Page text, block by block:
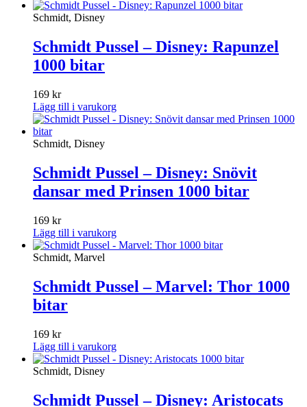
Schmidt, Disney
Schmidt Pussel – Disney: Rapunzel
1000 bitar
169 kr
Lägg till i varukorg
Schmidt, Disney
Schmidt Pussel – Disney: Snövit
dansar med Prinsen 1000 bitar
169 kr
Lägg till i varukorg
Schmidt, Marvel
Schmidt Pussel – Marvel: Thor 1000
bitar
169 kr
Lägg till i varukorg
Schmidt, Disney
Schmidt Pussel – Disney: Aristocats